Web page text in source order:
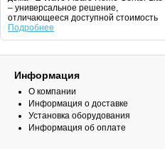
– универсальное решение,
отличающееся доступной стоимость
Подробнее
Информация
О компании
Информация о доставке
Установка оборудования
Информация об оплате